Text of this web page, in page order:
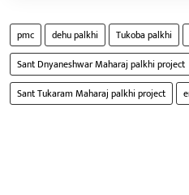
pmc dehu palkhi Tukoba palkhi
Sant Dnyaneshwar Maharaj palkhi project
Sant Tukaram Maharaj palkhi project